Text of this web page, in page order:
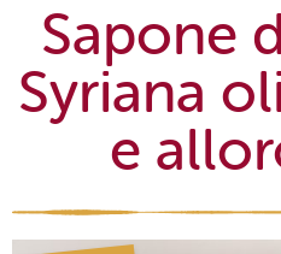
Sapone
Syriana
e